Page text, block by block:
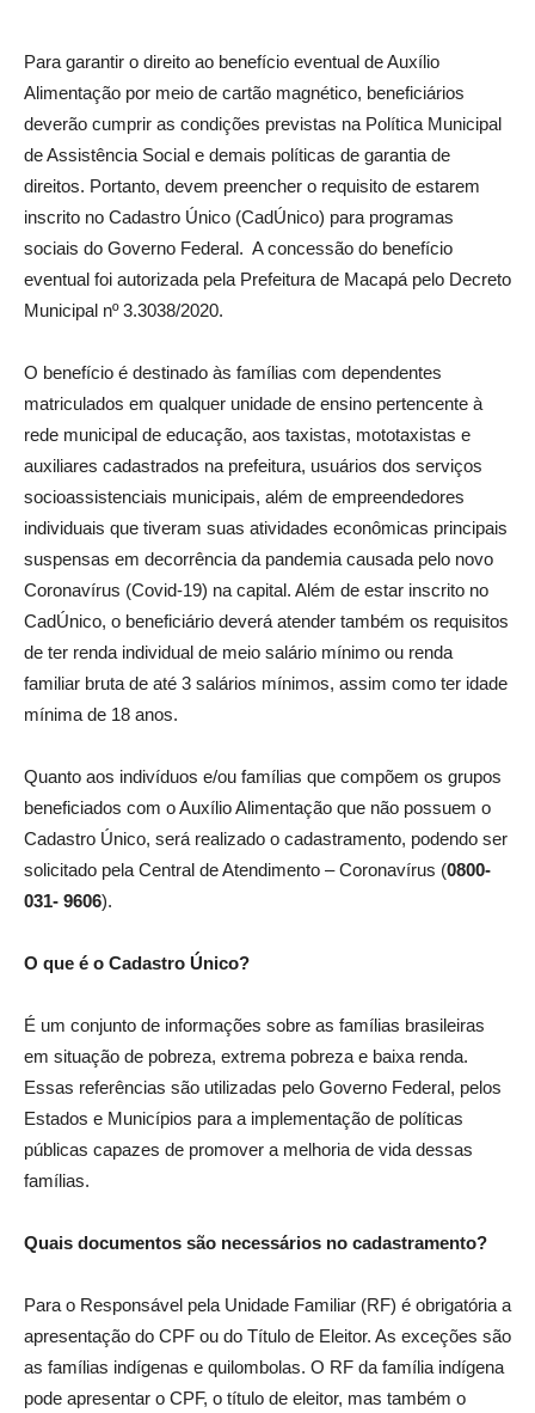
Para garantir o direito ao benefício eventual de Auxílio
Alimentação por meio de cartão magnético, beneficiários
deverão cumprir as condições previstas na Política Municipal
de Assistência Social e demais políticas de garantia de
direitos. Portanto, devem preencher o requisito de estarem
inscrito no Cadastro Único (CadÚnico) para programas
sociais do Governo Federal. A concessão do benefício
eventual foi autorizada pela Prefeitura de Macapá pelo Decreto
Municipal nº 3.3038/2020.
O benefício é destinado às famílias com dependentes
matriculados em qualquer unidade de ensino pertencente à
rede municipal de educação, aos taxistas, mototaxistas e
auxiliares cadastrados na prefeitura, usuários dos serviços
socioassistenciais municipais, além de empreendedores
individuais que tiveram suas atividades econômicas principais
suspensas em decorrência da pandemia causada pelo novo
Coronavírus (Covid-19) na capital. Além de estar inscrito no
CadÚnico, o beneficiário deverá atender também os requisitos
de ter renda individual de meio salário mínimo ou renda
familiar bruta de até 3 salários mínimos, assim como ter idade
mínima de 18 anos.
Quanto aos indivíduos e/ou famílias que compõem os grupos
beneficiados com o Auxílio Alimentação que não possuem o
Cadastro Único, será realizado o cadastramento, podendo ser
solicitado pela Central de Atendimento – Coronavírus (0800-
031- 9606).
O que é o Cadastro Único?
É um conjunto de informações sobre as famílias brasileiras
em situação de pobreza, extrema pobreza e baixa renda.
Essas referências são utilizadas pelo Governo Federal, pelos
Estados e Municípios para a implementação de políticas
públicas capazes de promover a melhoria de vida dessas
famílias.
Quais documentos são necessários no cadastramento?
Para o Responsável pela Unidade Familiar (RF) é obrigatória a
apresentação do CPF ou do Título de Eleitor. As exceções são
as famílias indígenas e quilombolas. O RF da família indígena
pode apresentar o CPF, o título de eleitor, mas também o